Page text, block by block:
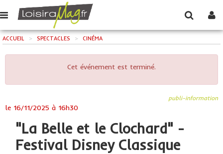
ACCUEIL > SPECTACLES > CINÉMA
Cet événement est terminé.
publi-information
le 16/11/2025 à 16h30
"La Belle et le Clochard" -
Festival Disney Classique